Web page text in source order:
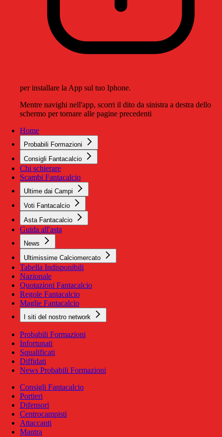
per installare la App sul tuo Iphone.
Mentre navighi nell'app, scorri il dito da sinistra a destra dello
schermo per tornare alle pagine precedenti
Home
Probabili Formazioni
Consigli Fantacalcio
Chi schierare
Scambi Fantacalcio
Ultime dai Campi
Voti Fantacalcio
Asta Fantacalcio
Guida all'asta
News
Ultimissime Calciomercato
Tabella Indisponibili
Nazionale
Quotazioni Fantacalcio
Regole Fantacalcio
Maglie Fantacalcio
I siti del nostro network
Probabili Formazioni
Infortunati
Squalificati
Diffidati
News Probabili Formazioni
Consigli Fantacalcio
Portieri
Difensori
Centrocampisti
Attaccanti
Mantra